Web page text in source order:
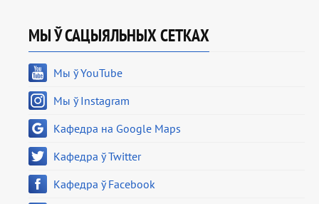
МЫ Ў САЦЫЯЛЬНЫХ СЕТКАХ
Мы ў YouTube
Мы ў Instagram
Кафедра на Google Maps
Кафедра ў Twitter
Кафедра ў Facebook